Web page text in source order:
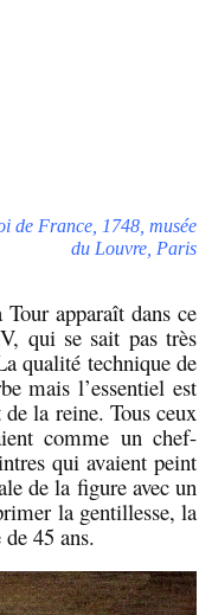
de France, 1748, musée
du Louvre, Paris
apparaît dans ce
qui se sait pas très
qualité technique de
mais l’essentiel est
la reine. Tous ceux
comme un chef-
qui avaient peint
de la figure avec un
la gentillesse, la
45 ans.